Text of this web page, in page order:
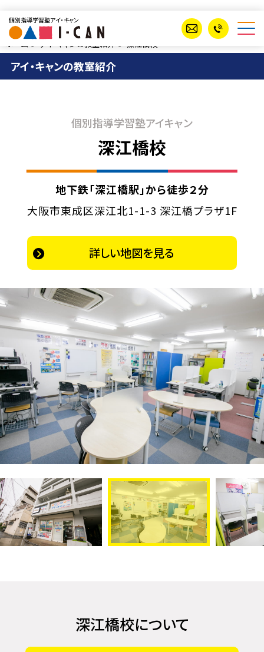
個別指導学習塾アイ・キャン
ホーム アイ・キャンの教室紹介 深江橋校
アイ・キャンの教室紹介
個別指導学習塾アイキャン
深江橋校
地下鉄「深江橋駅」から徒歩２分
大阪市東成区深江北1-1-3 深江橋プラザ1F
詳しい地図を見る
深江橋校について